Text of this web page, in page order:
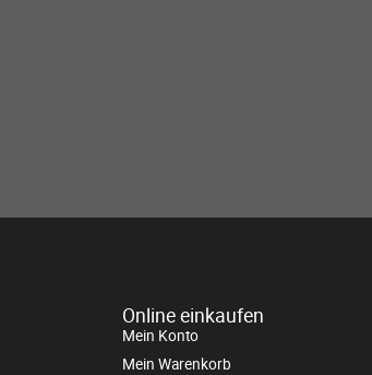
Online einkaufen
Mein Konto
Mein Warenkorb